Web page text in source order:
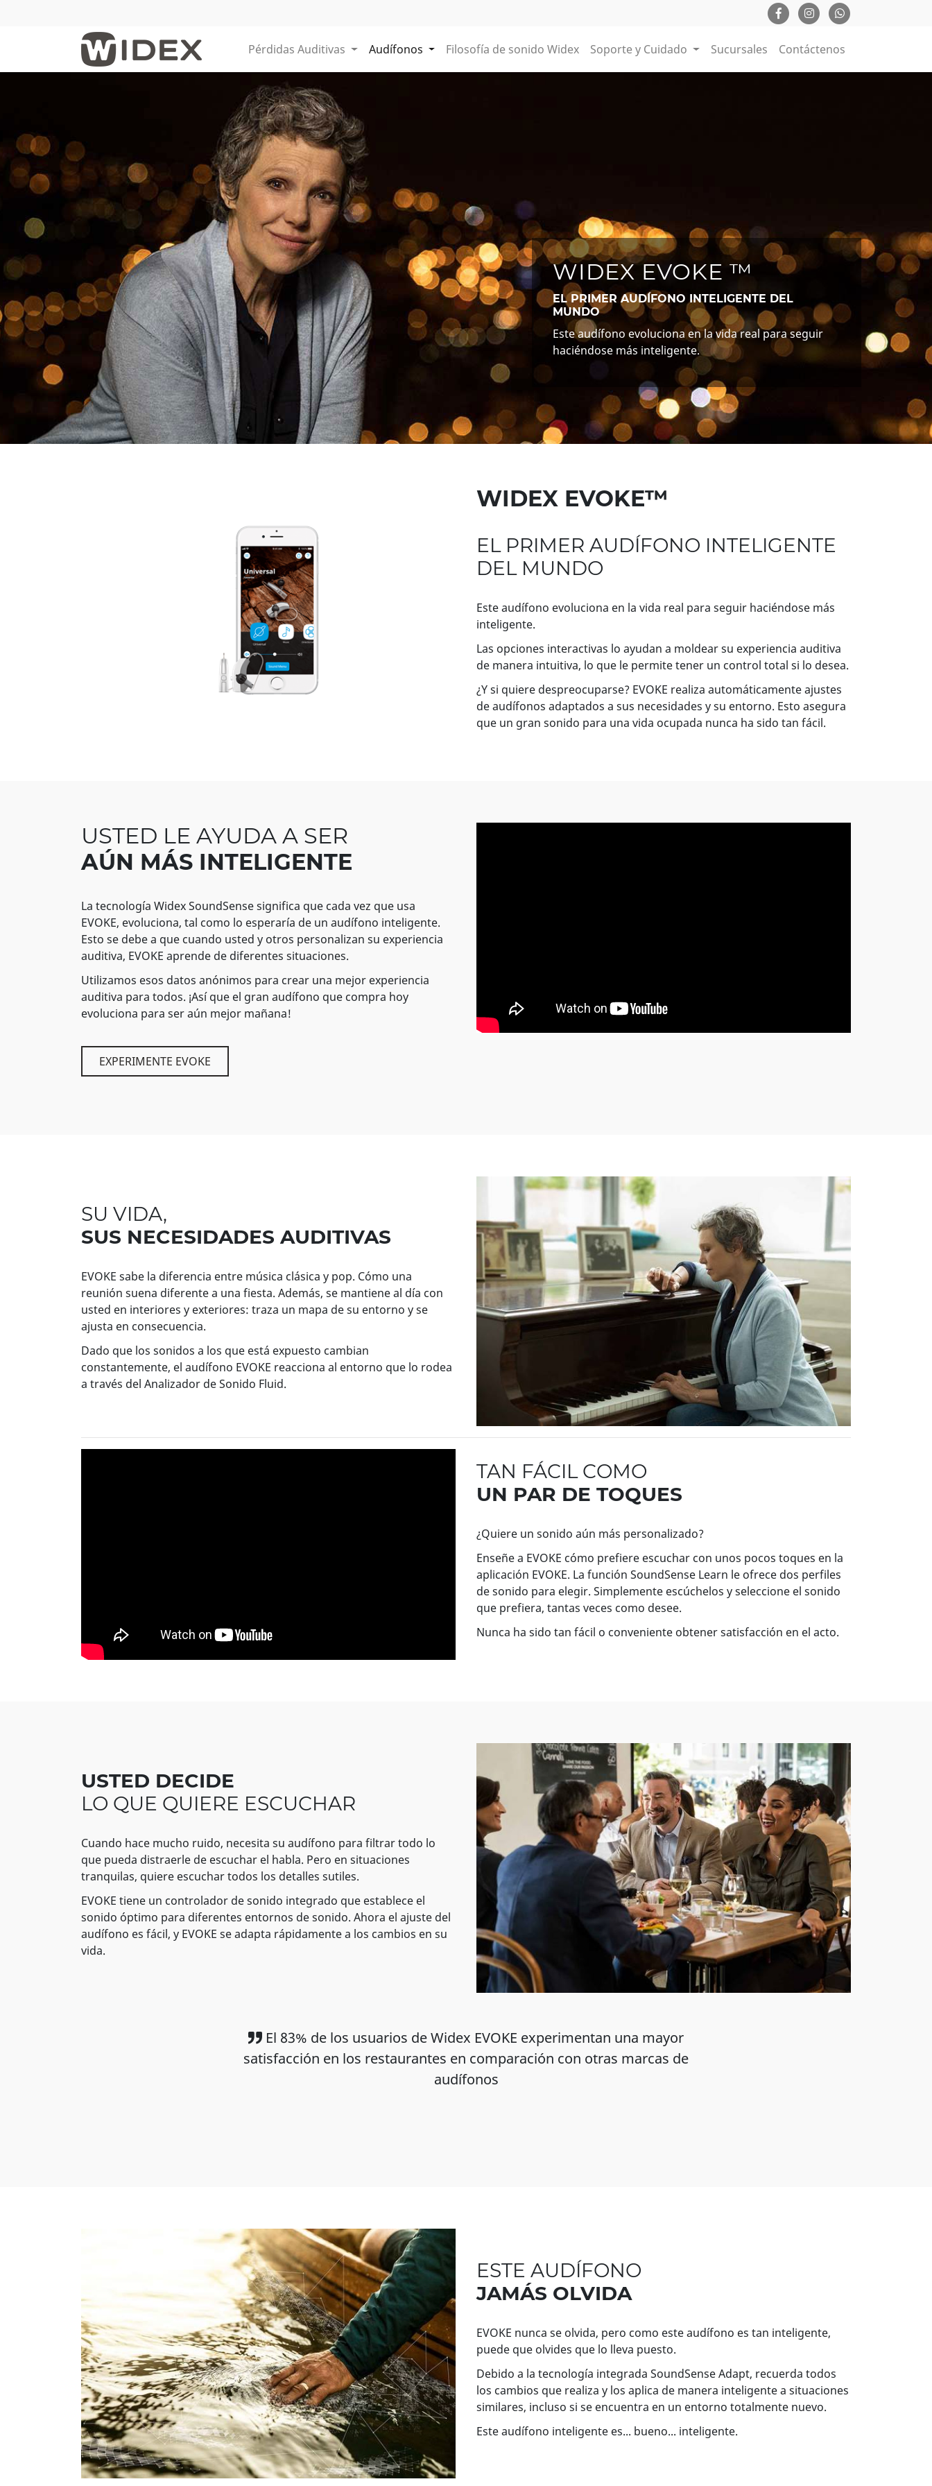
Pérdidas Auditivas Audífonos Filosofía de sonido Widex Soporte y Cuidado Sucursales Contáctenos
WIDEX EVOKE ™
EL PRIMER AUDÍFONO INTELIGENTE DEL
MUNDO
Este audífono evoluciona en la vida real para seguir
haciéndose más inteligente.
WIDEX EVOKE™
EL PRIMER AUDÍFONO INTELIGENTE
DEL MUNDO
Este audífono evoluciona en la vida real para seguir haciéndose más
inteligente.
Las opciones interactivas lo ayudan a moldear su experiencia auditiva
de manera intuitiva, lo que le permite tener un control total si lo desea.
¿Y si quiere despreocuparse? EVOKE realiza automáticamente ajustes
de audífonos adaptados a sus necesidades y su entorno. Esto asegura
que un gran sonido para una vida ocupada nunca ha sido tan fácil.
USTED LE AYUDA A SER
AÚN MÁS INTELIGENTE
La tecnología Widex SoundSense significa que cada vez que usa
EVOKE, evoluciona, tal como lo esperaría de un audífono inteligente.
Esto se debe a que cuando usted y otros personalizan su experiencia
auditiva, EVOKE aprende de diferentes situaciones.
Utilizamos esos datos anónimos para crear una mejor experiencia
auditiva para todos. ¡Así que el gran audífono que compra hoy
evoluciona para ser aún mejor mañana!
EXPERIMENTE EVOKE
SU VIDA,
SUS NECESIDADES AUDITIVAS
EVOKE sabe la diferencia entre música clásica y pop. Cómo una
reunión suena diferente a una fiesta. Además, se mantiene al día con
usted en interiores y exteriores: traza un mapa de su entorno y se
ajusta en consecuencia.
Dado que los sonidos a los que está expuesto cambian
constantemente, el audífono EVOKE reacciona al entorno que lo rodea
a través del Analizador de Sonido Fluid.
TAN FÁCIL COMO
UN PAR DE TOQUES
¿Quiere un sonido aún más personalizado?
Enseñe a EVOKE cómo prefiere escuchar con unos pocos toques en la
aplicación EVOKE. La función SoundSense Learn le ofrece dos perfiles
de sonido para elegir. Simplemente escúchelos y seleccione el sonido
que prefiera, tantas veces como desee.
Nunca ha sido tan fácil o conveniente obtener satisfacción en el acto.
USTED DECIDE
LO QUE QUIERE ESCUCHAR
Cuando hace mucho ruido, necesita su audífono para filtrar todo lo
que pueda distraerle de escuchar el habla. Pero en situaciones
tranquilas, quiere escuchar todos los detalles sutiles.
EVOKE tiene un controlador de sonido integrado que establece el
sonido óptimo para diferentes entornos de sonido. Ahora el ajuste del
audífono es fácil, y EVOKE se adapta rápidamente a los cambios en su
vida.
El 83% de los usuarios de Widex EVOKE experimentan una mayor
satisfacción en los restaurantes en comparación con otras marcas de
audífonos
ESTE AUDÍFONO
JAMÁS OLVIDA
EVOKE nunca se olvida, pero como este audífono es tan inteligente,
puede que olvides que lo lleva puesto.
Debido a la tecnología integrada SoundSense Adapt, recuerda todos
los cambios que realiza y los aplica de manera inteligente a situaciones
similares, incluso si se encuentra en un entorno totalmente nuevo.
Este audífono inteligente es... bueno... inteligente.